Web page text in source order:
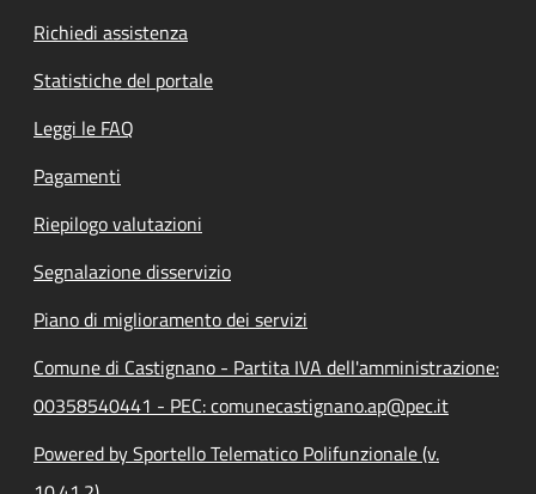
Richiedi assistenza
Statistiche del portale
Leggi le FAQ
Pagamenti
Riepilogo valutazioni
Segnalazione disservizio
Piano di miglioramento dei servizi
Comune di Castignano - Partita IVA dell'amministrazione:
00358540441 - PEC: comunecastignano.ap@pec.it
Powered by Sportello Telematico Polifunzionale (v.